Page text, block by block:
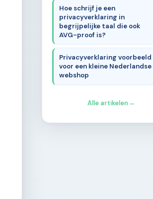
Hoe schrijf je een
privacyverklaring in
begrijpelijke taal die ook
AVG-proof is?
Privacyverklaring voorbeeld
voor een kleine Nederlandse
webshop
Alle artikelen